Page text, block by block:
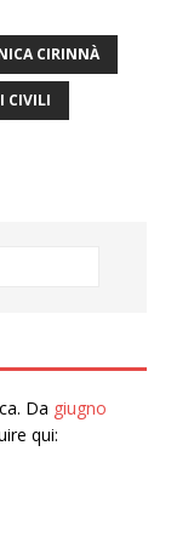
CIRINNÀ
CIVILI
Da giugno
qui: